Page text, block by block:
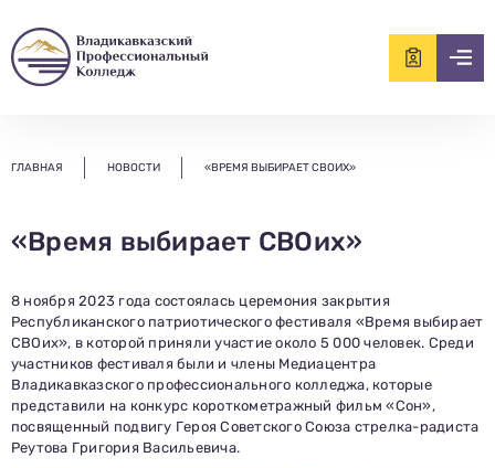
ГЛАВНАЯ НОВОСТИ «ВРЕМЯ ВЫБИРАЕТ СВОИХ»
«Время выбирает СВОих»
8 ноября 2023 года состоялась церемония закрытия
Республиканского патриотического фестиваля «Время выбирает
СВОих», в которой приняли участие около 5 000 человек. Среди
участников фестиваля были и члены Медиацентра
Владикавказского профессионального колледжа, которые
представили на конкурс короткометражный фильм «Сон»,
посвященный подвигу Героя Советского Союза стрелка-радиста
Реутова Григория Васильевича.